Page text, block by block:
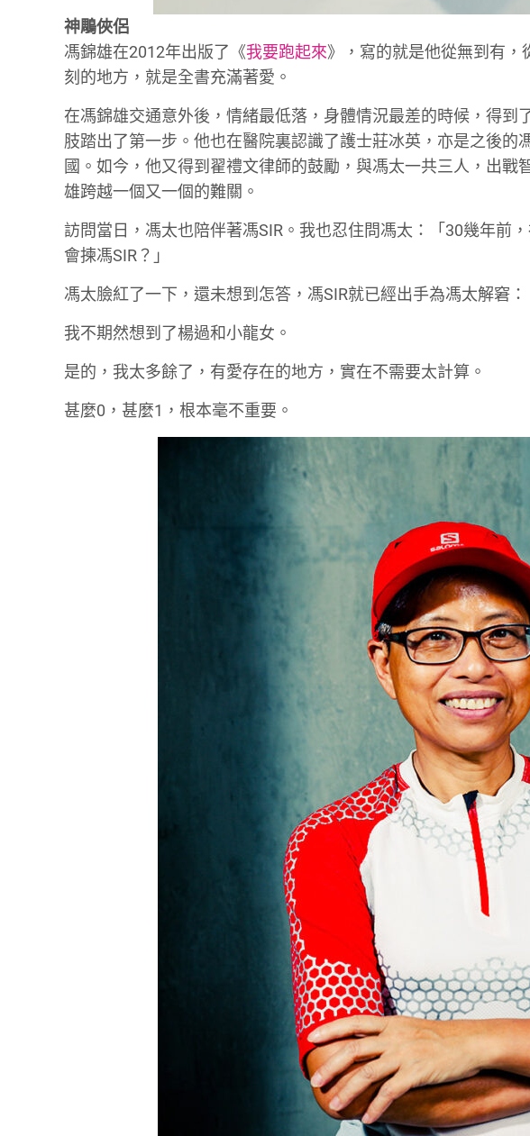
神鵰俠侶
馮錦雄在2012年出版了《我要跑起來》，寫的就是他從無到有，
刻的地方，就是全書充滿著愛。
在馮錦雄交通意外後，情緒最低落，身體情況最差的時候，得到
肢踏出了第一步。他也在醫院裏認識了護士莊冰英，亦是之後的
國。如今，他又得到翟禮文律師的鼓勵，與馮太一共三人，出戰
雄跨越一個又一個的難關。
訪問當日，馮太也陪伴著馮SIR。我也忍住問馮太：「30幾年前
會揀馮SIR？」
馮太臉紅了一下，還未想到怎答，馮SIR就已經出手為馮太解窘：
我不期然想到了楊過和小龍女。
是的，我太多餘了，有愛存在的地方，實在不需要太計算。
甚麼0，甚麼1，根本毫不重要。